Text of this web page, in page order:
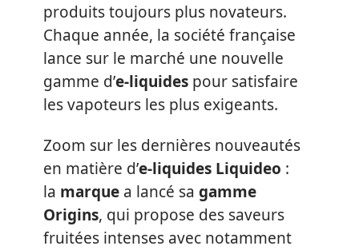
produits toujours plus novateurs.
Chaque année, la société française
lance sur le marché une nouvelle
gamme d’e-liquides pour satisfaire
les vapoteurs les plus exigeants.
Zoom sur les dernières nouveautés
en matière d’e-liquides Liquideo :
la marque a lancé sa gamme
Origins, qui propose des saveurs
fruitées intenses avec notamment